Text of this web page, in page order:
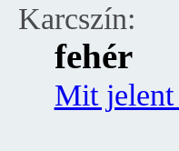
Karcszín:
fehér
Mit jelent